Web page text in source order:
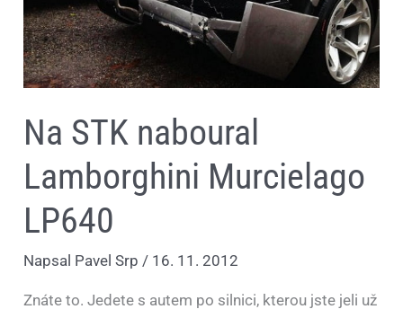
Na STK naboural
Lamborghini Murcielago
LP640
Napsal Pavel Srp/ 16. 11. 2012
Znáte to. Jedete s autem po silnici, kterou jste jeli už